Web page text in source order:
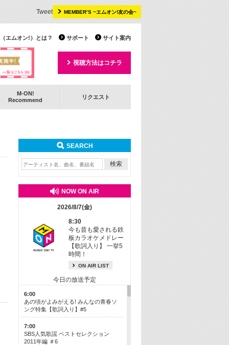
MEMBER’S ~エムオン!友の会~
Tweet
サイト案内
サポート
エムオン!）とは？
視聴方法はコチラ
M-ON!
Recommend
リクエスト
SEARCH
NOW ON AIR
2026/8/7(金)
8:30
今も昔も愛される鉄
板カラオケメドレー
【歌詞入り】 一挙5
時間！
ON AIR LIST
今日の放送予定
6:00
あの頃がよみがえる! みんなの青春ソ
ング特集【歌詞入り】#5
7:00
SBS人気歌謡 ベストセレクション
2011年編 ＃6